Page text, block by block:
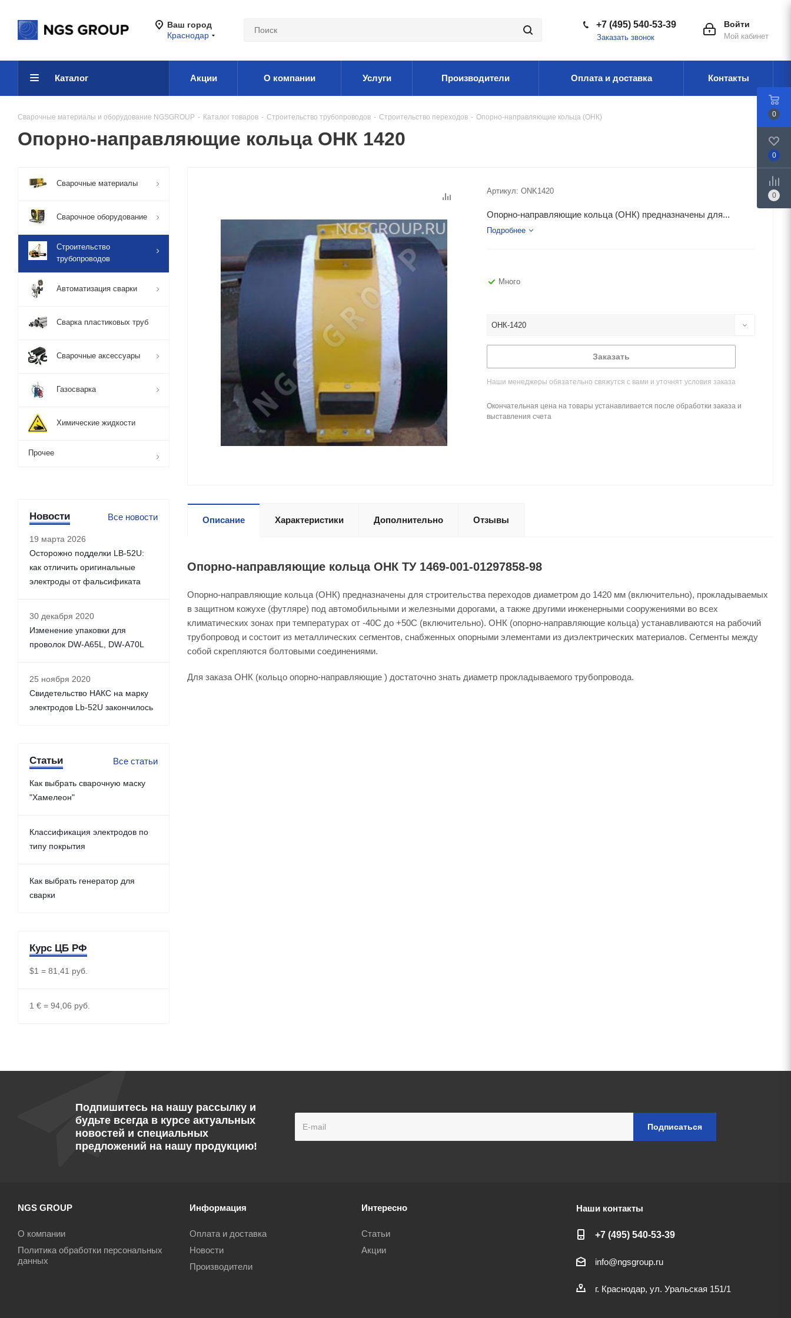
Ваш город
Краснодар
Войти
Мой кабинет
+7 (495) 540-53-39
Заказать звонок
Каталог Акции О компании Услуги Производители Оплата и доставка Контакты
Сварочные материалы и оборудование NGSGROUP - Каталог товаров - Строительство трубопроводов - Строительство переходов - Опорно-направляющие кольца (ОНК)
Опорно-направляющие кольца ОНК 1420
Артикул: ONK1420
Опорно-направляющие кольца (ОНК) предназначены для...
Подробнее
Много
ОНК-1420
Заказать
Наши менеджеры обязательно свяжутся с вами и уточнят условия заказа
Окончательная цена на товары устанавливается после обработки заказа и
выставления счета
Описание Характеристики Дополнительно Отзывы
Опорно-направляющие кольца ОНК ТУ 1469-001-01297858-98
Опорно-направляющие кольца (ОНК) предназначены для строительства переходов диаметром до 1420 мм (включительно), прокладываемых
в защитном кожухе (футляре) под автомобильными и железными дорогами, а также другими инженерными сооружениями во всех
климатических зонах при температурах от -40С до +50С (включительно). ОНК (опорно-направляющие кольца) устанавливаются на рабочий
трубопровод и состоит из металлических сегментов, снабженных опорными элементами из диэлектрических материалов. Сегменты между
собой скрепляются болтовыми соединениями.
Для заказа ОНК (кольцо опорно-направляющие ) достаточно знать диаметр прокладываемого трубопровода.
Сварочные материалы
Сварочное оборудование
Строительство
трубопроводов
Автоматизация сварки
Сварка пластиковых труб
Сварочные аксессуары
Газосварка
Химические жидкости
Прочее
Новости Все новости
19 марта 2026
Осторожно подделки LB-52U:
как отличить оригинальные
электроды от фальсификата
30 декабря 2020
Изменение упаковки для
проволок DW-A65L, DW-A70L
25 ноября 2020
Свидетельство НАКС на марку
электродов Lb-52U закончилось
Статьи Все статьи
Как выбрать сварочную маску
"Хамелеон"
Классификация электродов по
типу покрытия
Как выбрать генератор для
сварки
Курс ЦБ РФ
$1 = 81,41 руб.
1 € = 94,06 руб.
Подпишитесь на нашу рассылку и
будьте всегда в курсе актуальных
новостей и специальных
предложений на нашу продукцию!
NGS GROUP
О компании
Политика обработки персональных
данных
Информация
Оплата и доставка
Новости
Производители
Интересно
Статьи
Акции
Наши контакты
+7 (495) 540-53-39
info@ngsgroup.ru
г. Краснодар, ул. Уральская 151/1
0
0
0